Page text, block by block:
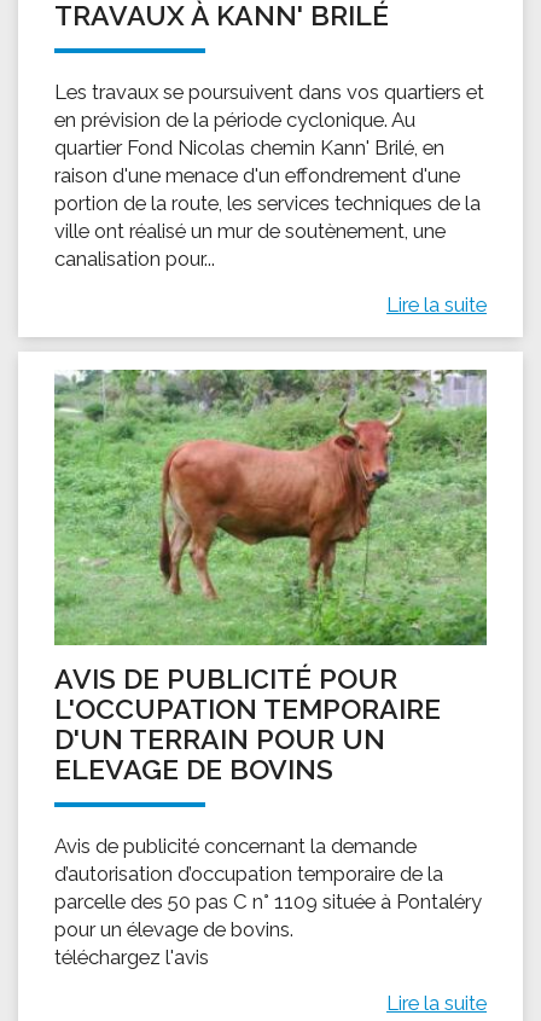
TRAVAUX À KANN' BRILÉ
Les travaux se poursuivent dans vos quartiers et
en prévision de la période cyclonique. Au
quartier Fond Nicolas chemin Kann' Brilé, en
raison d'une menace d'un effondrement d'une
portion de la route, les services techniques de la
ville ont réalisé un mur de soutènement, une
canalisation pour...
Lire la suite
AVIS DE PUBLICITÉ POUR
L'OCCUPATION TEMPORAIRE
D'UN TERRAIN POUR UN
ELEVAGE DE BOVINS
Avis de publicité concernant la demande
d’autorisation d’occupation temporaire de la
parcelle des 50 pas C n° 1109 située à Pontaléry
pour un élevage de bovins.
téléchargez l'avis
Lire la suite